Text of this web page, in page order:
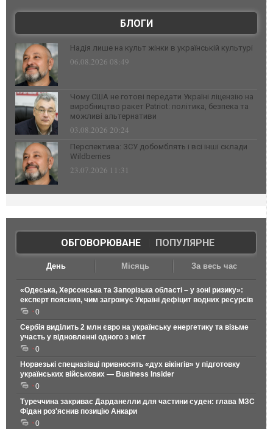
БЛОГИ
Надія лише на культ жінки в українській культурі
06.08.2026 08:49
Чому США не готові передати Україні ліцензію на
виробництво ракет Patriot: політика, безпека та
можливі альтернативи
03.08.2026 20:24
Перспектива: ЗСУ добомблять і всі інші склади
Wildberries
23.07.2026 11:31
ОБГОВОРЮВАНЕ| ПОПУЛЯРНЕ
День Місяць За весь час
«Одеська, Херсонська та Запорізька області – у зоні ризику»:
експерт пояснив, чим загрожує Україні дефіцит водних ресурсів
0
Сербія виділить 2 млн євро на українську енергетику та візьме
участь у відновленні одного з міст
0
Норвезькі спецназівці привносять «дух вікінгів» у підготовку
українських військових — Business Insider
0
Туреччина закриває Дарданелли для частини суден: глава МЗС
Фідан роз'яснив позицію Анкари
0